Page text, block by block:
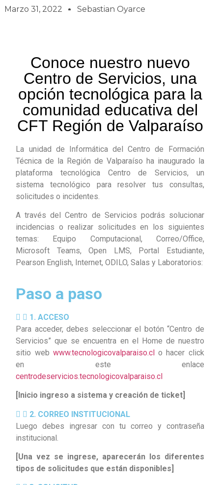
Marzo 31, 2022 Sebastian Oyarce
Conoce nuestro nuevo
Centro de Servicios, una
opción tecnológica para la
comunidad educativa del
CFT Región de Valparaíso
La unidad de Informática del Centro de Formación
Técnica de la Región de Valparaíso ha inaugurado la
plataforma tecnológica Centro de Servicios, un
sistema tecnológico para resolver tus consultas,
solicitudes o incidentes.
A través del Centro de Servicios podrás solucionar
incidencias o realizar solicitudes en los siguientes
temas: Equipo Computacional, Correo/Office,
Microsoft Teams, Open LMS, Portal Estudiante,
Pearson English, Internet, ODILO, Salas y Laboratorios:
Paso a paso
1. ACCESO
Para acceder, debes seleccionar el botón “Centro de
Servicios” que se encuentra en el Home de nuestro
sitio web www.tecnologicovalparaiso.clo hacer click
en este enlace
centrodeservicios.tecnologicovalparaiso.cl
[Inicio ingreso a sistema y creación de ticket]
2. CORREO INSTITUCIONAL
Luego debes ingresar con tu correo y contraseña
institucional.
[Una vez se ingrese, aparecerán los diferentes
tipos de solicitudes que están disponibles]